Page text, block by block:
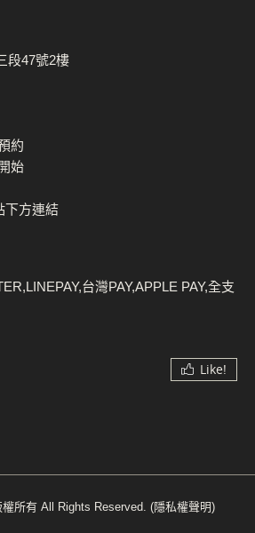
段47號2樓
約
始
下方連結
台灣PAY,APPLE PAY,全支
Like!
所有 All Rights Reserved. (隱私權聲明)